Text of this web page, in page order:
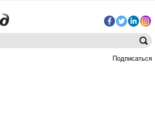
Подписаться